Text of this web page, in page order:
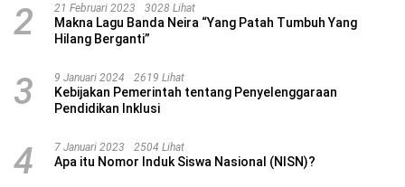
2 21 Februari 2023 3028 Lihat
Makna Lagu Banda Neira “Yang Patah Tumbuh Yang
Hilang Berganti”
3 9 Januari 2024 2619 Lihat
Kebijakan Pemerintah tentang Penyelenggaraan
Pendidikan Inklusi
4 7 Januari 2023 2504 Lihat
Apa itu Nomor Induk Siswa Nasional (NISN)?